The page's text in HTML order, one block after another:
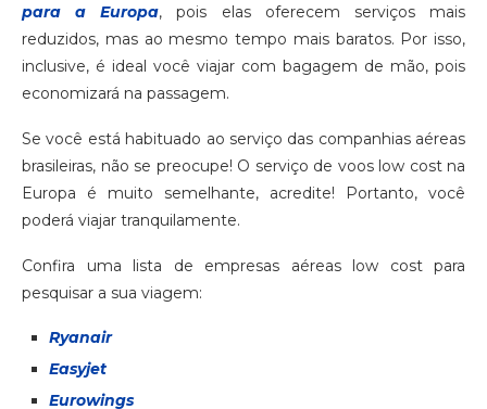
para a Europa, pois elas oferecem serviços mais
reduzidos, mas ao mesmo tempo mais baratos. Por isso,
inclusive, é ideal você viajar com bagagem de mão, pois
economizará na passagem.
Se você está habituado ao serviço das companhias aéreas
brasileiras, não se preocupe! O serviço de voos low cost na
Europa é muito semelhante, acredite! Portanto, você
poderá viajar tranquilamente.
Confira uma lista de empresas aéreas low cost para
pesquisar a sua viagem:
Ryanair
Easyjet
Eurowings